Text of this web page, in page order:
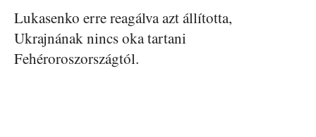
Lukasenko erre reagálva azt állította,
Ukrajnának nincs oka tartani
Fehéroroszországtól.